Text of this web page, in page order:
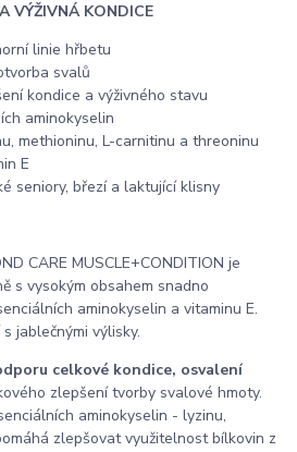
VÝŽIVNÁ KONDICE
linie hřbetu
svalů
kondice a výživného stavu
aminokyselin
methioninu, L-carnitinu a threoninu
E
seniory, březí a laktující klisny
CARE MUSCLE+CONDITION je
s vysokým obsahem snadno
aminokyselin a vitaminu E.
jablečnými výlisky.
celkové kondice, osvalení
zlepšení tvorby svalové hmoty.
aminokyselin - lyzinu,
zlepšovat využitelnost bílkovin z